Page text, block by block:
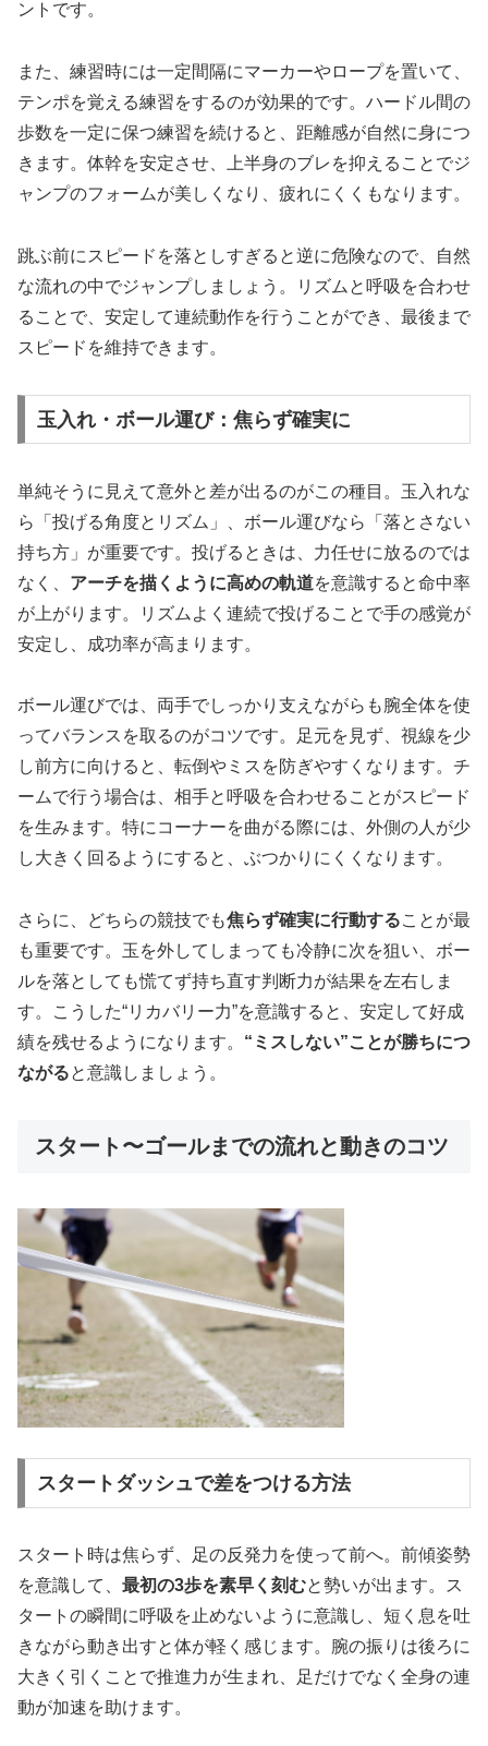
ントです。
また、練習時には一定間隔にマーカーやロープを置いて、
テンポを覚える練習をするのが効果的です。ハードル間の
歩数を一定に保つ練習を続けると、距離感が自然に身につ
きます。体幹を安定させ、上半身のブレを抑えることでジ
ャンプのフォームが美しくなり、疲れにくくもなります。
跳ぶ前にスピードを落としすぎると逆に危険なので、自然
な流れの中でジャンプしましょう。リズムと呼吸を合わせ
ることで、安定して連続動作を行うことができ、最後まで
スピードを維持できます。
玉入れ・ボール運び：焦らず確実に
単純そうに見えて意外と差が出るのがこの種目。玉入れな
ら「投げる角度とリズム」、ボール運びなら「落とさない
持ち方」が重要です。投げるときは、力任せに放るのでは
なく、 アーチを描くように高めの軌道を意識すると命中率
が上がります。リズムよく連続で投げることで手の感覚が
安定し、成功率が高まります。
ボール運びでは、両手でしっかり支えながらも腕全体を使
ってバランスを取るのがコツです。足元を見ず、視線を少
し前方に向けると、転倒やミスを防ぎやすくなります。チ
ームで行う場合は、相手と呼吸を合わせることがスピード
を生みます。特にコーナーを曲がる際には、外側の人が少
し大きく回るようにすると、ぶつかりにくくなります。
さらに、どちらの競技でも焦らず確実に行動することが最
も重要です。玉を外してしまっても冷静に次を狙い、ボー
ルを落としても慌てず持ち直す判断力が結果を左右しま
す。こうした“リカバリー力”を意識すると、安定して好成
績を残せるようになります。 “ミスしない”ことが勝ちにつ
ながると意識しましょう。
スタート〜ゴールまでの流れと動きのコツ
スタートダッシュで差をつける方法
スタート時は焦らず、足の反発力を使って前へ。前傾姿勢
を意識して、 最初の3歩を素早く刻むと勢いが出ます。ス
タートの瞬間に呼吸を止めないように意識し、短く息を吐
きながら動き出すと体が軽く感じます。腕の振りは後ろに
大きく引くことで推進力が生まれ、足だけでなく全身の連
動が加速を助けます。